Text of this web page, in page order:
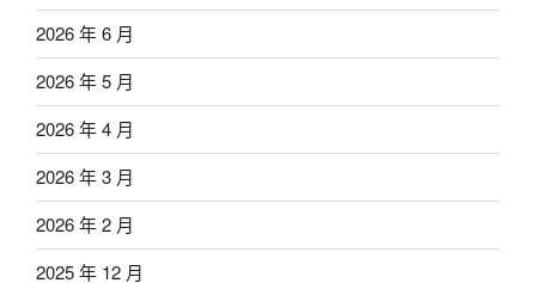
2026 年 6 月
2026 年 5 月
2026 年 4 月
2026 年 3 月
2026 年 2 月
2025 年 12 月